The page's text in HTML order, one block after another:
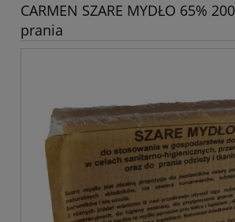
CARMEN SZARE MYDŁO 65%
prania